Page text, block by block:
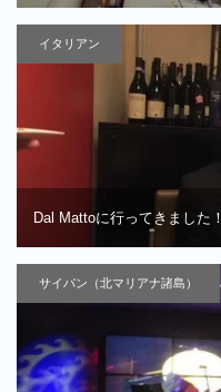
イタリアン
Dal Mattoに行ってきました！
サイパン（北マリアナ諸島）